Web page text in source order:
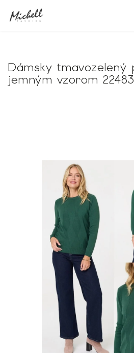
Dámsky tmavozelený
jemným vzorom 22483